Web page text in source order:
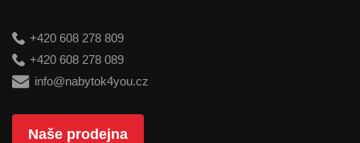
+420 608 278 809
+420 608 278 089
info@nabytok4you.cz
Naše prodejna